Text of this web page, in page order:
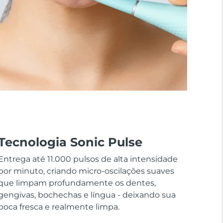
Sonic Pulse
até 11.000 pulsos de alta intensidade
minuto, criando micro-oscilações suaves
limpam profundamente os dentes,
bochechas e língua - deixando sua
fresca e realmente limpa.